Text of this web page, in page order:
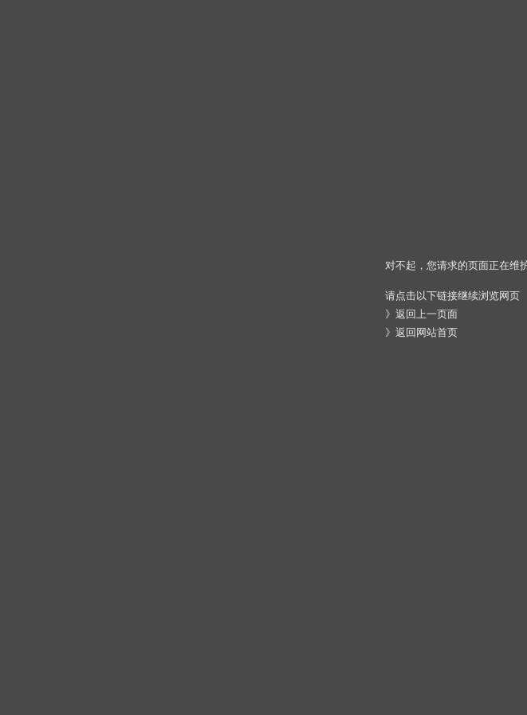
对不起，您请求的页面正在维
请点击以下链接继续浏览网页
》 返回上一页面
》 返回网站首页